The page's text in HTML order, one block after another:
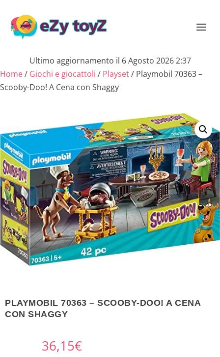
Ultimo aggiornamento il 6 Agosto 2026 2:37
Home/ Giochi e giocattoli / Playset/ Playmobil 70363 –
Scooby-Doo! A Cena con Shaggy
PLAYMOBIL 70363 – SCOOBY-DOO! A CENA
CON SHAGGY
36,15€